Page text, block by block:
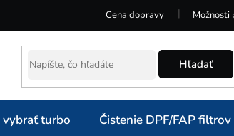
Cena dopravy
Hľadať
turbo Čistenie DPF/FAP filtrov